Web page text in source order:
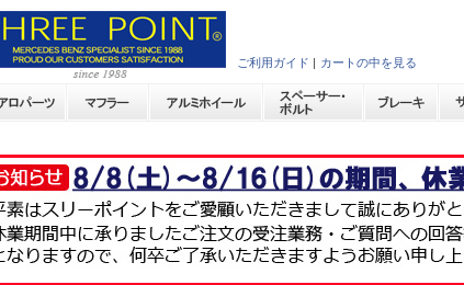
ご利用ガイド | カートの中を見る